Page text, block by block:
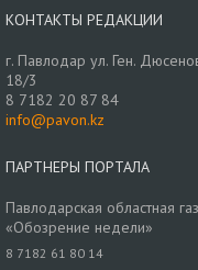
КОНТАКТЫ РЕДАКЦИИ
г. Павлодар ул. Ген.
18/3
8 7182 20 87 84
info@pavon.kz
ПАРТНЕРЫ ПОРТАЛА
Павлодарская областная
«Обозрение недели»
8 7182 61 80 14